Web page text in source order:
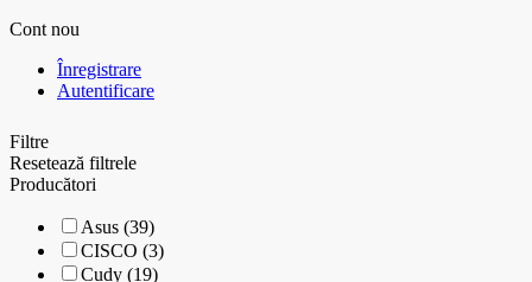
Cont nou
Înregistrare
Autentificare
Filtre
Resetează filtrele
Producători
Asus (39)
CISCO (3)
Cudy (19)